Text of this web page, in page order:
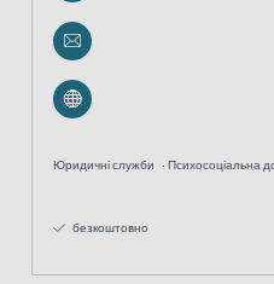
Юридичні служби Психосоціальна
безкоштовно